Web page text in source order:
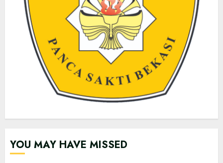
YOU MAY HAVE MISSED